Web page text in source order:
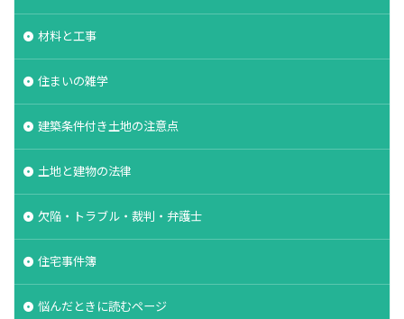
材料と工事
住まいの雑学
建築条件付き土地の注意点
土地と建物の法律
欠陥・トラブル・裁判・弁護士
住宅事件簿
悩んだときに読むページ